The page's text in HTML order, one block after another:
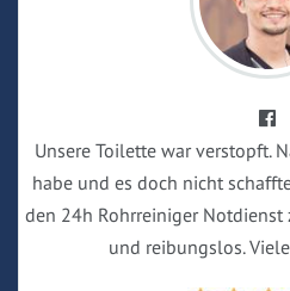
Unsere Toilette war verstopft.
habe und es doch nicht
den 24h Rohrreiniger
und reibungslos.